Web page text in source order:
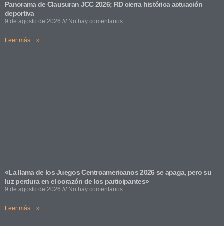
Panorama de Clausuran JCC 2026; RD cierra histórica actuación
deportiva
9 de agosto de 2026 No hay comentarios
Leer más... »
«La llama de los Juegos Centroamericanos 2026 se apaga, pero su
luz perdura en el corazón de los participantes»
9 de agosto de 2026 No hay comentarios
Leer más... »